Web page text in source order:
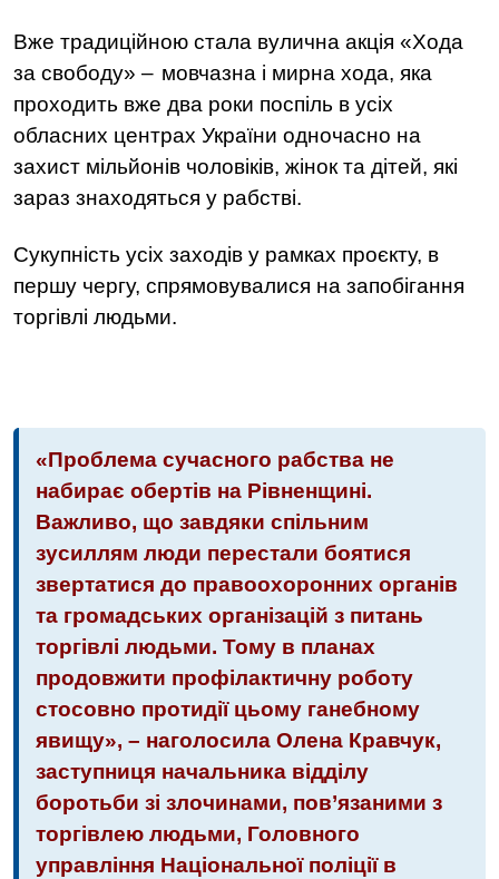
Вже традиційною стала вулична акція «Хода
за свободу» – мовчазна і мирна хода, яка
проходить вже два роки поспіль в усіх
обласних центрах України одночасно на
захист мільйонів чоловіків, жінок та дітей, які
зараз знаходяться у рабстві.
Сукупність усіх заходів у рамках проєкту, в
першу чергу, спрямовувалися на запобігання
торгівлі людьми.
«Проблема сучасного рабства не
набирає обертів на Рівненщині.
Важливо, що завдяки спільним
зусиллям люди перестали боятися
звертатися до правоохоронних органів
та громадських організацій з питань
торгівлі людьми. Тому в планах
продовжити профілактичну роботу
стосовно протидії цьому ганебному
явищу», – наголосила Олена Кравчук,
заступниця начальника відділу
боротьби зі злочинами, пов’язаними з
торгівлею людьми, Головного
управління Національної поліції в